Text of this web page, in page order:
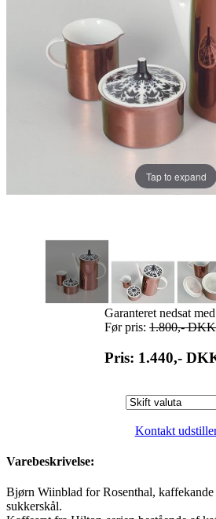
Tap to expand
Garanteret nedsat
Før pris: 1.800,-DKK
Pris: 1.440,-
Kontakt
Varebeskrivelse:
Bjørn Wiinblad for Rosenthal,
sukkerskål.